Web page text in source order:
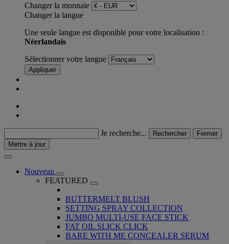
Changer la monnaie
Changer la langue
Une seule langue est disponible pour votre localisation :
Néerlandais
Sélectionner votre langue
Appliquer
Je recherche... Rechercher
Fermer
Mettre à jour
Nouveau
FEATURED
BUTTERMELT BLUSH
SETTING SPRAY COLLECTION
JUMBO MULTI-USE FACE STICK
FAT OIL SLICK CLICK
BARE WITH ME CONCEALER SERUM